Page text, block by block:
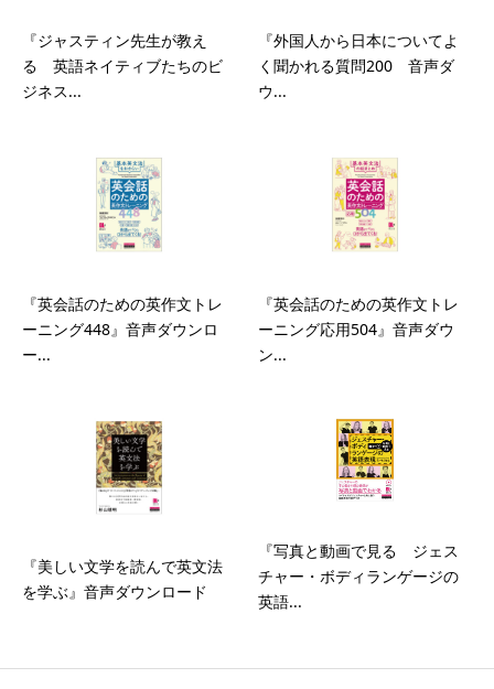
『ジャスティン先生が教え
る 英語ネイティブたちのビ
ジネス...
『外国人から日本についてよ
く聞かれる質問200 音声ダ
ウ...
『英会話のための英作文トレ
ーニング448』音声ダウンロ
ー...
『英会話のための英作文トレ
ーニング応用504』音声ダウ
ン...
『美しい文学を読んで英文法
を学ぶ』音声ダウンロード
『写真と動画で見る ジェス
チャー・ボディランゲージの
英語...